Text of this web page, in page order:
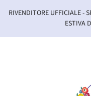
RIVENDITORE UFFICIALE -
ESTIVA